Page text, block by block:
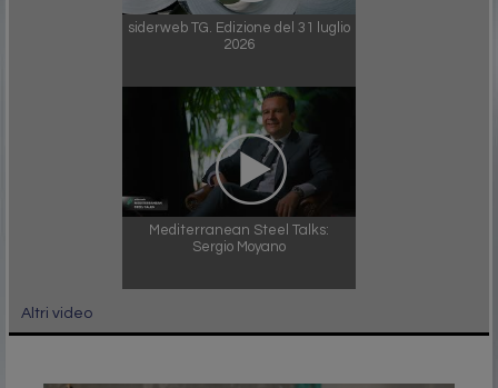
siderweb TG. Edizione del 31 luglio
2026
Mediterranean Steel Talks:
Sergio Moyano
Altri video